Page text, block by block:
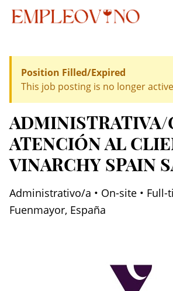
Position Filled/Expired
This job posting is no longer
ADMINISTRATIVA/
ATENCIÓN AL
VINARCHY SPAIN
Administrativo/a • On-site • Full-
Fuenmayor, España